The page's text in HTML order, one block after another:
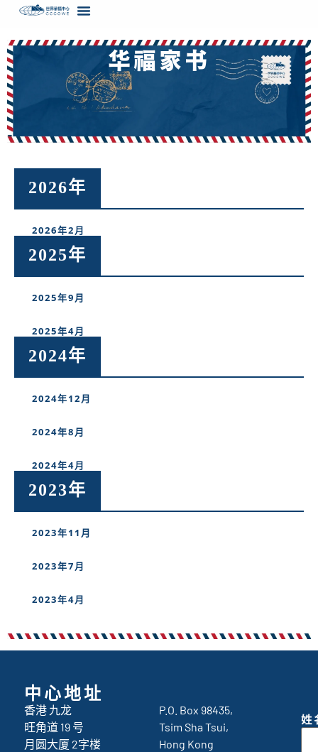
华福家书​
2026年
2026年2月
2025年
2025年9月
2025年4月
2024年
2024年12月
2024年8月
2024年4月
2023年
2023年11月
2023年7月
2023年4月
中心地址
香港 九龙
旺角道 19 号
月圆大厦 2字楼
P.O. Box 98435,
Tsim Sha Tsui,
Hong Kong
姓